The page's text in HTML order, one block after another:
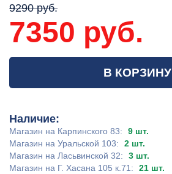
9290 руб.
7350 руб.
В КОРЗИНУ
Наличие:
Магазин на Карпинского 83:
9 шт.
Магазин на Уральской 103:
2 шт.
Магазин на Ласьвинской 32:
3 шт.
Магазин на Г. Хасана 105 к.71:
21 шт.